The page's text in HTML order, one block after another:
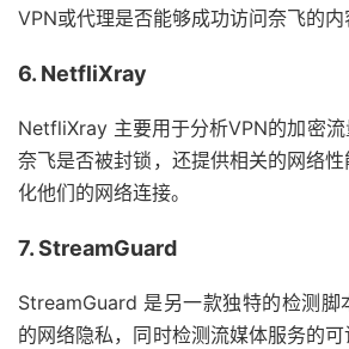
VPN或代理是否能够成功访问奈飞的内
6. NetfliXray
NetfliXray 主要用于分析VPN的加密
奈飞是否被封锁，还提供相关的网络
化他们的网络连接。
7. StreamGuard
StreamGuard 是另一款独特的检测脚
的网络隐私，同时检测流媒体服务的